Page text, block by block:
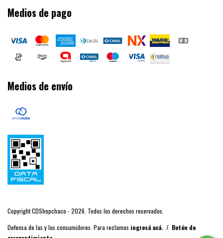
Medios de pago
Medios de envío
Copyright CDShopchaco - 2026. Todos los derechos reservados.
Defensa de las y los consumidores. Para reclamos ingresá acá. / Botón de